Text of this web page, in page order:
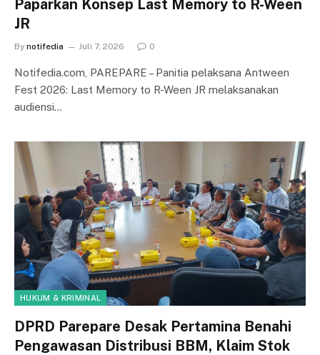
Paparkan Konsep Last Memory to R-Ween
JR
By notifedia Juli 7, 2026 0
Notifedia.com, PAREPARE – Panitia pelaksana Antween
Fest 2026: Last Memory to R-Ween JR melaksanakan
audiensi…
HUKUM & KRIMINAL
DPRD Parepare Desak Pertamina Benahi
Pengawasan Distribusi BBM, Klaim Stok